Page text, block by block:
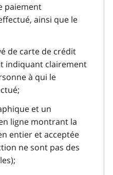
paiement
ainsi que le
de carte de crédit
indiquant clairement
à qui le
et un
ligne montrant la
entier et acceptée
ne sont pas des